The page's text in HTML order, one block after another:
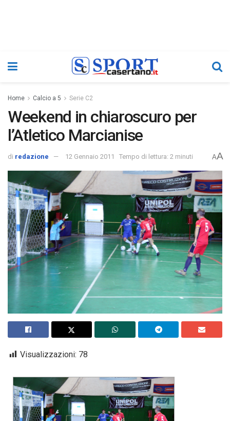
Home Calcio a 5 Serie C2
Weekend in chiaroscuro per
l’Atletico Marcianise
di redazione 12 Gennaio 2011 Tempo di lettura: 2 minuti AA
Visualizzazioni: 78